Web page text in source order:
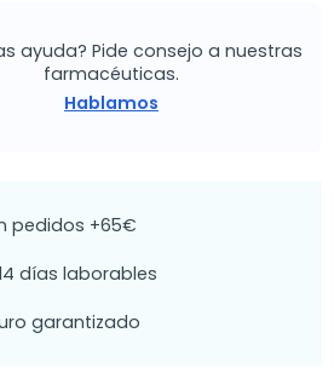
ayuda? Pide consejo a nuestras
farmacéuticas.
Hablamos
pedidos +65€
días laborables
garantizado